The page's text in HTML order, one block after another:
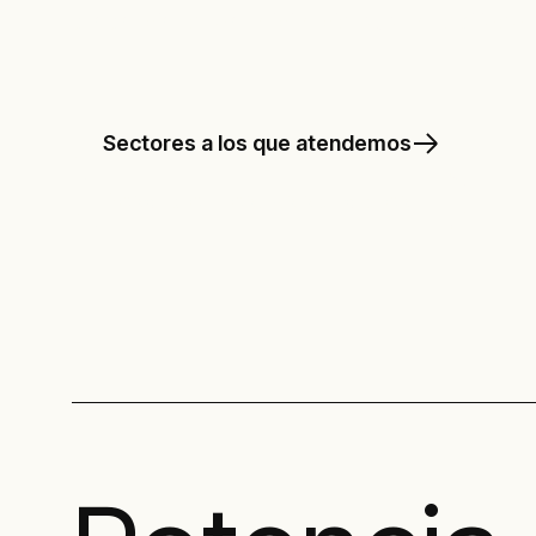
Sectores a los que atendemos